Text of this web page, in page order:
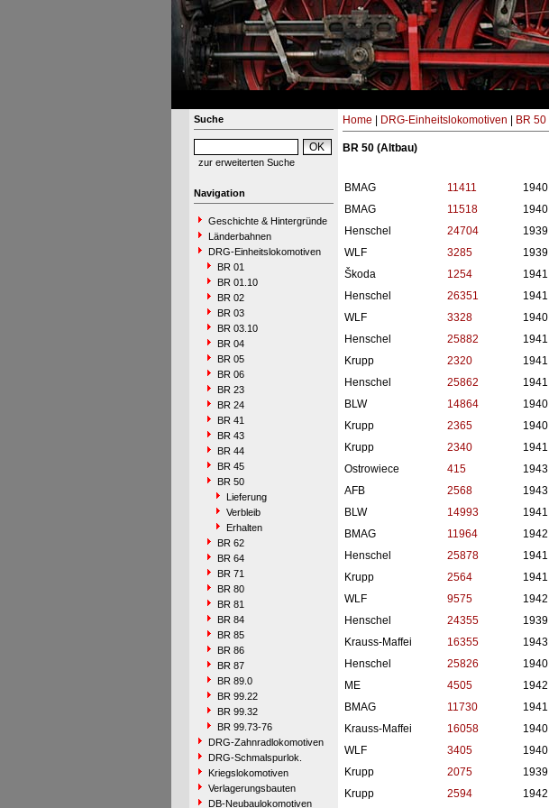
Suche
zur erweiterten Suche
Navigation
Geschichte & Hintergründe
Länderbahnen
DRG-Einheitslokomotiven
BR 01
BR 01.10
BR 02
BR 03
BR 03.10
BR 04
BR 05
BR 06
BR 23
BR 24
BR 41
BR 43
BR 44
BR 45
BR 50
Lieferung
Verbleib
Erhalten
BR 62
BR 64
BR 71
BR 80
BR 81
BR 84
BR 85
BR 86
BR 87
BR 89.0
BR 99.22
BR 99.32
BR 99.73-76
DRG-Zahnradlokomotiven
DRG-Schmalspurlok.
Kriegslokomotiven
Verlagerungsbauten
DB-Neubaulokomotiven
Home DRG-Einheitslokomotiven BR 50|
BR 50 (Altbau)
BMAG 11411 1940
BMAG
11518 1940
Henschel
24704 1939
WLF
3285 1939
Škoda
1254 1941
Henschel
26351 1941
WLF
3328 1940
Henschel
25882 1941
Krupp
2320 1941
Henschel
25862 1941
BLW
14864 1940
Krupp
2365 1940
Krupp
2340 1941
Ostrowiece
415 1943
AFB
2568 1943
BLW
14993 1941
BMAG
11964 1942
Henschel
25878 1941
Krupp
2564 1941
WLF
9575 1942
Henschel
24355 1939
Krauss-Maffei
16355 1943
Henschel
25826 1940
ME
4505 1942
BMAG
11730 1941
Krauss-Maffei
16058 1940
WLF
3405 1940
Krupp
2075 1939
Krupp
2594 1942